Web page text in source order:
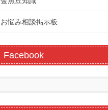
お悩み相談掲示板
Facebook